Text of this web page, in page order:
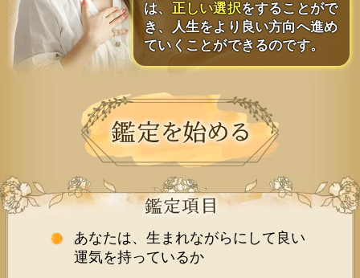
は、正しい選択をすることがで
き、人生をより良い方向へ進め
ていくことができるのです。
あなたは、生まれながらにして良い
運気を持っているか